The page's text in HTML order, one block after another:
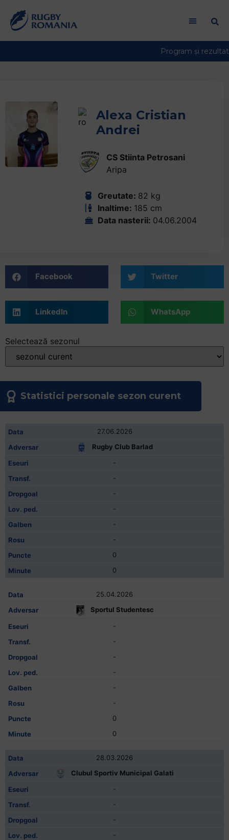
Alexa Cristian
Andrei
CS Stiinta Petrosani
Aripa
Greutate: 82 kg
Inaltime: 185 cm
Data nasterii: 04.06.2004
Facebook Twitter
LinkedIn WhatsApp
Selectează sezonul
Statistici personale sezon curent
27.06.2026
Rugby Club Barlad
-
-
-
-
-
-
0
0
25.04.2026
Sportul Studentesc
-
-
-
-
-
-
0
0
28.03.2026
Clubul Sportiv Municipal Galati
-
-
-
-